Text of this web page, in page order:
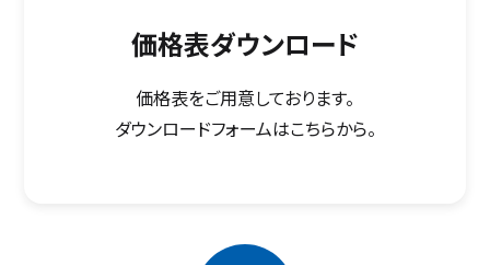
価格表ダウンロード
価格表をご用意しております。
ダウンロードフォームはこちらから。